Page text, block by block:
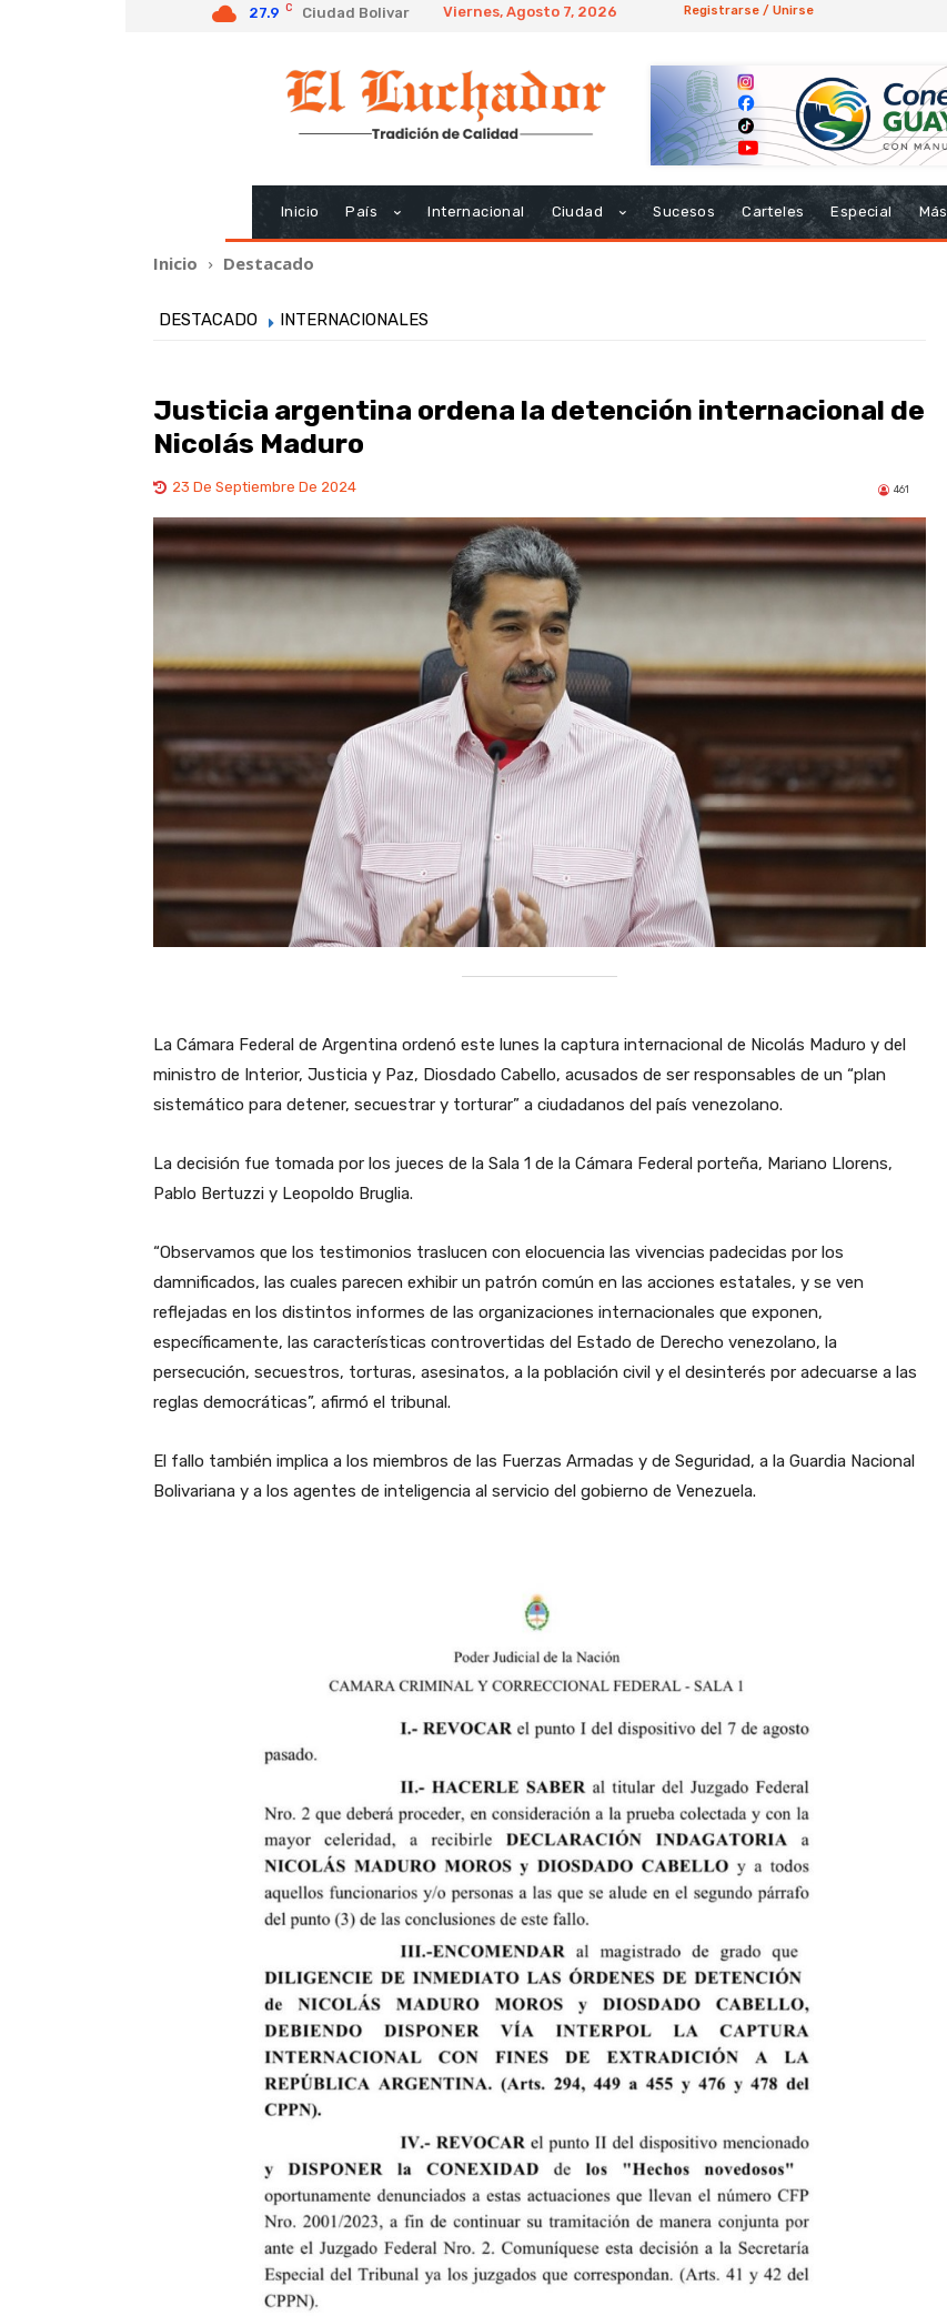
27.9 C Ciudad Bolivar Viernes, Agosto 7, 2026 Registrarse / Unirse
Inicio País Internacional Ciudad Sucesos Carteles Especial Más
Inicio Destacado
DESTACADO INTERNACIONALES
Justicia argentina ordena la detención internacional de
Nicolás Maduro
23 De Septiembre De 2024 461
La Cámara Federal de Argentina ordenó este lunes la captura internacional de Nicolás Maduro y del
ministro de Interior, Justicia y Paz, Diosdado Cabello, acusados de ser responsables de un “plan
sistemático para detener, secuestrar y torturar” a ciudadanos del país venezolano.
La decisión fue tomada por los jueces de la Sala 1 de la Cámara Federal porteña, Mariano Llorens,
Pablo Bertuzzi y Leopoldo Bruglia.
“Observamos que los testimonios traslucen con elocuencia las vivencias padecidas por los
damnificados, las cuales parecen exhibir un patrón común en las acciones estatales, y se ven
reflejadas en los distintos informes de las organizaciones internacionales que exponen,
específicamente, las características controvertidas del Estado de Derecho venezolano, la
persecución, secuestros, torturas, asesinatos, a la población civil y el desinterés por adecuarse a las
reglas democráticas”, afirmó el tribunal.
El fallo también implica a los miembros de las Fuerzas Armadas y de Seguridad, a la Guardia Nacional
Bolivariana y a los agentes de inteligencia al servicio del gobierno de Venezuela.